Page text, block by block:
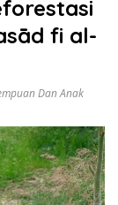
fi al-
Dan Anak